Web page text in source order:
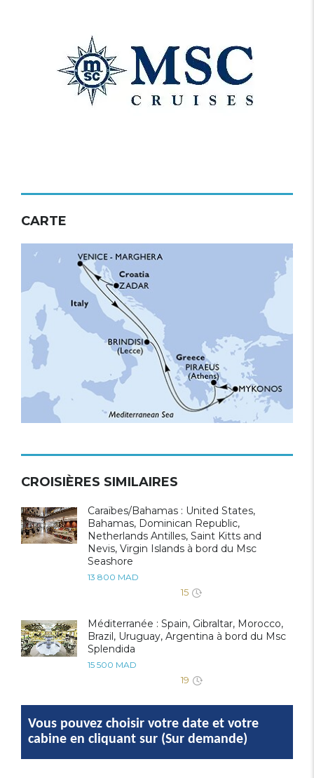
CARTE
CROISIÈRES SIMILAIRES
Caraïbes/Bahamas : United States,
Bahamas, Dominican Republic,
Netherlands Antilles, Saint Kitts and
Nevis, Virgin Islands à bord du Msc
Seashore
13 800 MAD
15
Méditerranée : Spain, Gibraltar, Morocco,
Brazil, Uruguay, Argentina à bord du Msc
Splendida
15 500 MAD
19
Vous pouvez choisir votre date et votre
cabine en cliquant sur (Sur demande)